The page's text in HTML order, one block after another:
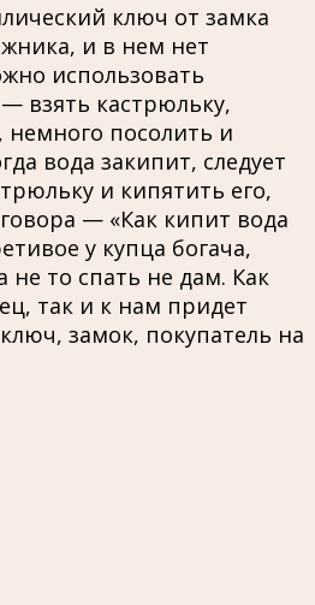
ключ от замка
и в нем нет
использовать
взять кастрюльку,
немного посолить и
вода закипит, следует
и кипятить его,
— «Как кипит вода
у купца богача,
не то спать не дам. Как
так и к нам придет
замок, покупатель на